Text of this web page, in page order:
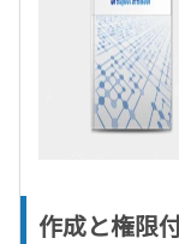
作成と権限